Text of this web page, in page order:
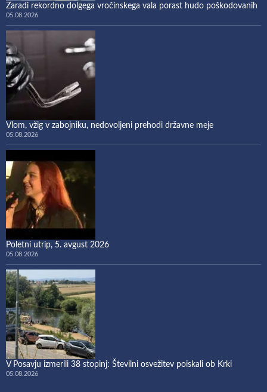
Zaradi rekordno dolgega vročinskega vala porast hudo poškodovanih
05.08.2026
Vlom, vžig v zabojniku, nedovoljeni prehodi državne meje
05.08.2026
Poletni utrip, 5. avgust 2026
05.08.2026
V Posavju izmerili 38 stopinj: Številni osvežitev poiskali ob Krki
05.08.2026